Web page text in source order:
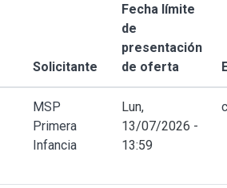
Solicitante
Fecha límite
de
presentación
de oferta
MSP
Primera
Infancia
Lun,
13/07/2026 -
13:59